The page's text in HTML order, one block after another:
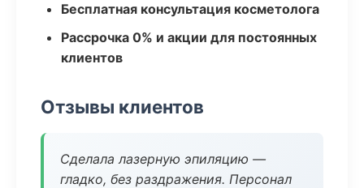
Бесплатная консультация косметолога
Рассрочка 0% и акции для постоянных
клиентов
Отзывы клиентов
Сделала лазерную эпиляцию —
гладко, без раздражения. Персонал